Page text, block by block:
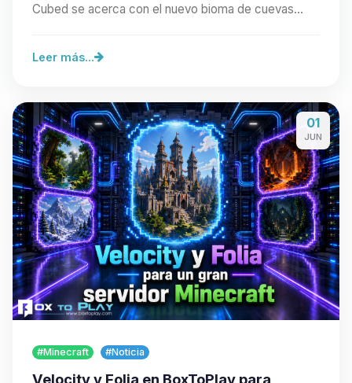
Cubed se acerca con el nuevo bioma de cuevas
Leer más...
01
JUN
#Minecraft #Noticia
Velocity y Folia en BoxToPlay para